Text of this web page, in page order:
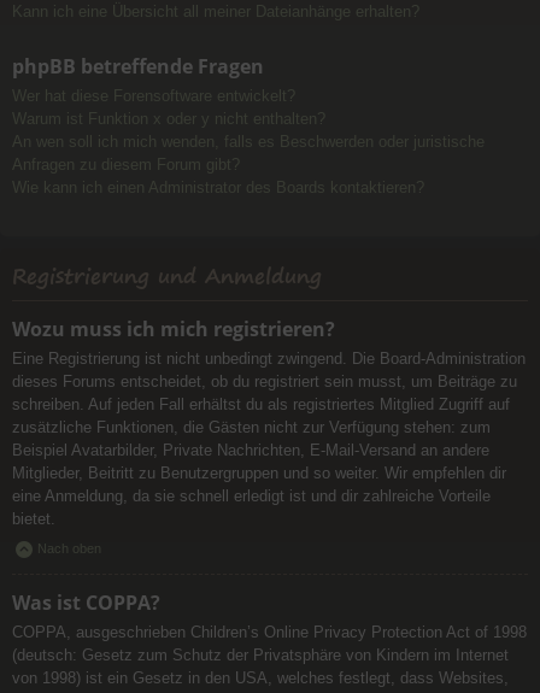
Kann ich eine Übersicht all meiner Dateianhänge erhalten?
phpBB betreffende Fragen
Wer hat diese Forensoftware entwickelt?
Warum ist Funktion x oder y nicht enthalten?
An wen soll ich mich wenden, falls es Beschwerden oder juristische
Anfragen zu diesem Forum gibt?
Wie kann ich einen Administrator des Boards kontaktieren?
Registrierung und Anmeldung
Wozu muss ich mich registrieren?
Eine Registrierung ist nicht unbedingt zwingend. Die Board-Administration
dieses Forums entscheidet, ob du registriert sein musst, um Beiträge zu
schreiben. Auf jeden Fall erhältst du als registriertes Mitglied Zugriff auf
zusätzliche Funktionen, die Gästen nicht zur Verfügung stehen: zum
Beispiel Avatarbilder, Private Nachrichten, E-Mail-Versand an andere
Mitglieder, Beitritt zu Benutzergruppen und so weiter. Wir empfehlen dir
eine Anmeldung, da sie schnell erledigt ist und dir zahlreiche Vorteile
bietet.
Nach oben
Was ist COPPA?
COPPA, ausgeschrieben Children’s Online Privacy Protection Act of 1998
(deutsch: Gesetz zum Schutz der Privatsphäre von Kindern im Internet
von 1998) ist ein Gesetz in den USA, welches festlegt, dass Websites,